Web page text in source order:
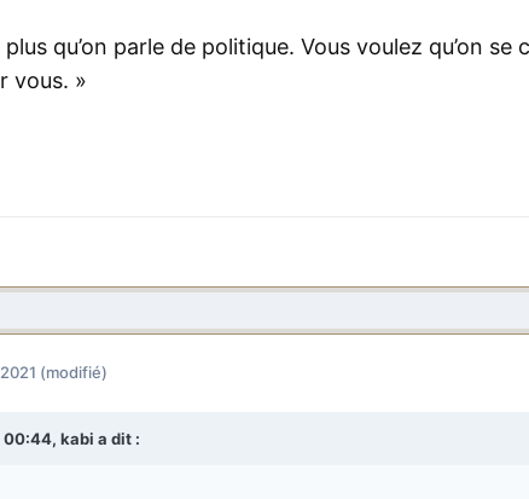
qu’on parle de politique. Vous voulez qu’on se
vous. »
(modifié)
00:44, kabi a dit :